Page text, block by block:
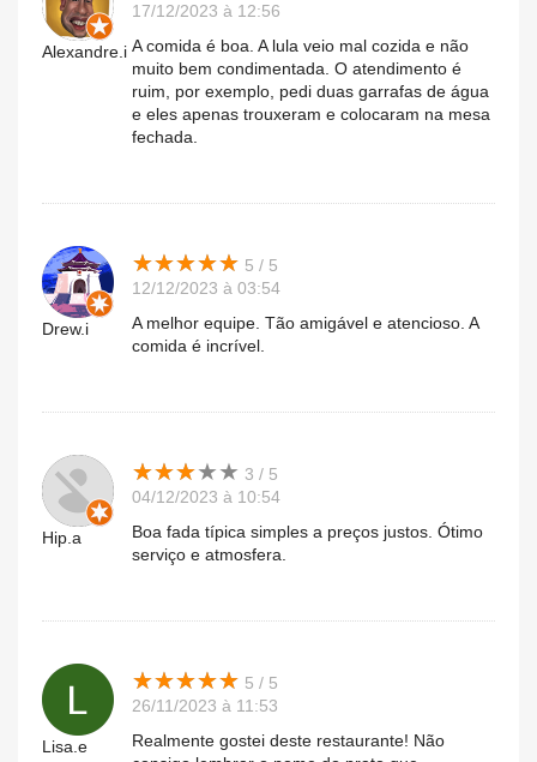
Alexandre.i
17/12/2023 à 12:56
A comida é boa. A lula veio mal cozida e não
muito bem condimentada. O atendimento é
ruim, por exemplo, pedi duas garrafas de água
e eles apenas trouxeram e colocaram na mesa
fechada.
Drew.i
★★★★★
★★★★★ 5 / 5
12/12/2023 à 03:54
A melhor equipe. Tão amigável e atencioso. A
comida é incrível.
Hip.a
★★★★★
★★★★★ 3 / 5
04/12/2023 à 10:54
Boa fada típica simples a preços justos. Ótimo
serviço e atmosfera.
Lisa.e
★★★★★
★★★★★ 5 / 5
26/11/2023 à 11:53
Realmente gostei deste restaurante! Não